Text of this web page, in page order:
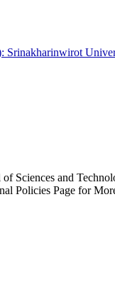
Srinakharinwirot
Sciences and
Policies Page for